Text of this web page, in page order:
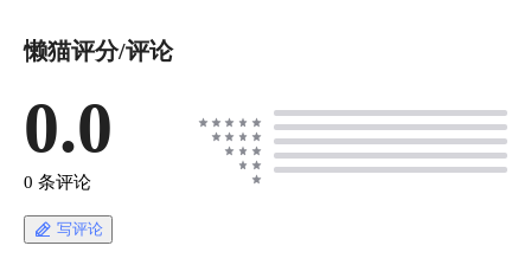
懒猫评分/评论
0.0
0 条评论
写评论